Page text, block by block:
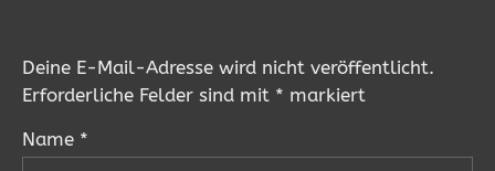
Deine E-Mail-Adresse wird nicht veröffentlicht.
Erforderliche Felder sind mit * markiert
Name *